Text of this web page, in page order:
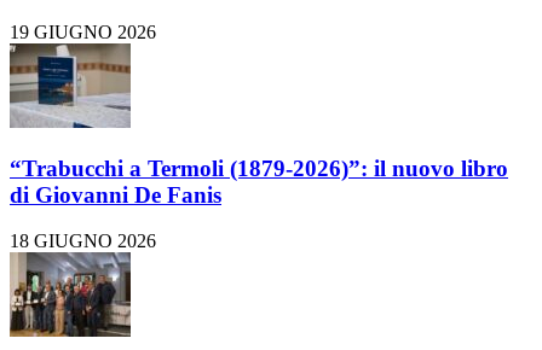
19 GIUGNO 2026
“Trabucchi a Termoli (1879-2026)”: il nuovo libro
di Giovanni De Fanis
18 GIUGNO 2026